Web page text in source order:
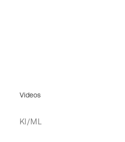
Videos
KI/ML